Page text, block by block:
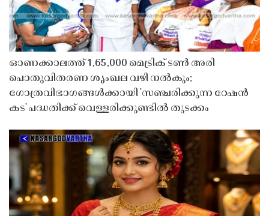
ഓണക്കാലത്ത് 1,65,000 മെട്രിക് ടൺ അരി
പൊതുവിതരണ ശൃംഖല വഴി നൽകും;
ഗോത്രവിഭാഗങ്ങൾക്കായി 'സഞ്ചരിക്കുന്ന റേഷൻ
കട' പദ്ധതിക്ക് വെള്ളരിക്കുണ്ടിൽ തുടക്കം